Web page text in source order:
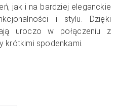
jak i na bardziej eleganckie
i stylu. Dzięki
uroczo w połączeniu z
krótkimi spodenkami.